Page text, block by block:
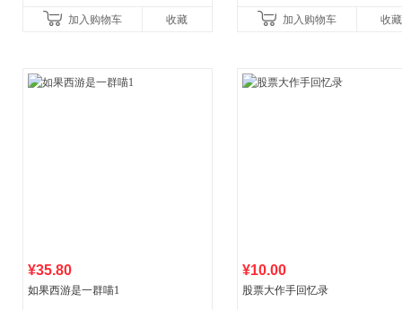
加入购物车
收藏
加入购物车
收藏
¥35.80
如果西游是一群喵1
¥10.00
股票大作手回忆录